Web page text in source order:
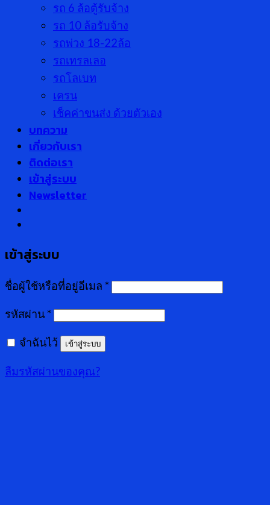
รถ 6 ล้อตู้รับจ้าง
รถ 10 ล้อรับจ้าง
รถพ่วง 18-22ล้อ
รถเทรลเลอ
รถโลเบท
เครน
เช็คค่าขนส่ง ด้วยตัวเอง
บทความ
เกี่ยวกับเรา
ติดต่อเรา
เข้าสู่ระบบ
Newsletter
เข้าสู่ระบบ
ชื่อผู้ใช้หรือที่อยู่อีเมล *
รหัสผ่าน *
จำฉันไว้ เข้าสู่ระบบ
ลืมรหัสผ่านของคุณ?